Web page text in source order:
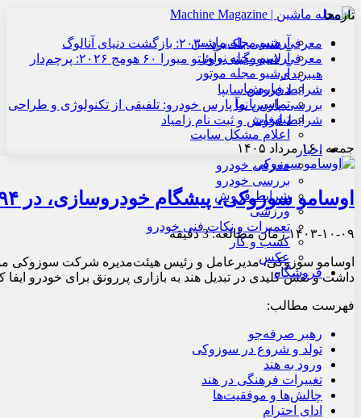
آرشیو مجله ماشین
آرشیو مجله نوآور
آرشیو مجله موتور
درباره ما
تماس با ما
تبلیغات
اعلام مشکل سایت
اخبار
معرفی خودرو
بررسی خودرو
شرایط فروش
ورزشی
تعمیرات و نکات فنی خودرو
کسب و کار
عکس
فروشگاه
تازه‌ها
معرفی هنسی بلک‌برد ۲۰۳۰: بازگشت دنیای آنالوگ
معرفی لامبورگینی روئلتو میورا ۶۰ هومج ۲۰۲۶: پرچم‌دار
هیبریدی
شرایط فروش سایپا
بررسی پارس نوآ پارس خودرو: تلفیقی از تکنولوژی و طراحی
شرایط فروش و ثبت نام زامیاد
جمعه , ۱۶ مرداد ۱۴۰۵
اوسامو سوزوکی، پیشگام خودروسازی، در ۹۴ سالگی درگذشت
۱۴۰۳-۱۰-۰۹زمان مطالعه: 3 دقیقه
اوسامو سوزوکی، مدیرعامل و رئیس هیئت‌مدیره شرکت سوزوکی
داشت و نقش کلیدی در تبدیل هند به بازاری پررونق برای خودرو ایفا کرد، در سن ۹۴
فهرست مطالب:
رهبر صرفه‌جو
تولد و شروع در سوزوکی
ورود به هند
تغییرات فرهنگی در هند
چالش‌ها و موفقیت‌ها
ادای احترام